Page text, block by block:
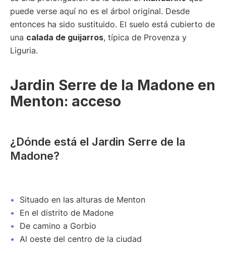
puede verse aquí no es el árbol original. Desde
entonces ha sido sustituido. El suelo está cubierto de
una calada de guijarros, típica de Provenza y
Liguria.
Jardin Serre de la Madone en
Menton: acceso
¿Dónde está el Jardin Serre de la
Madone?
Situado en las alturas de Menton
En el distrito de Madone
De camino a Gorbio
Al oeste del centro de la ciudad